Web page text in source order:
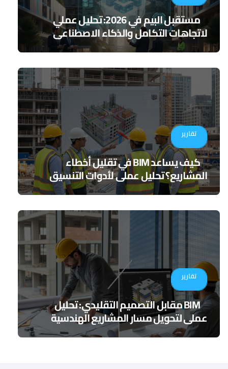
مستقبل البيم في 2026: تحليل عملي
لاتجاهات التكامل والذكاء الاصطناعي
تقارير
كيف يساعد BIM في تقليل أخطاء
المشاريع؟ تحليل عملي لأدوات التنسيق
الرقمي
تقارير
BIM مقابل التصميم التقليدي: تحليل
عملي لتحويل مسار المشاريع الهندسية